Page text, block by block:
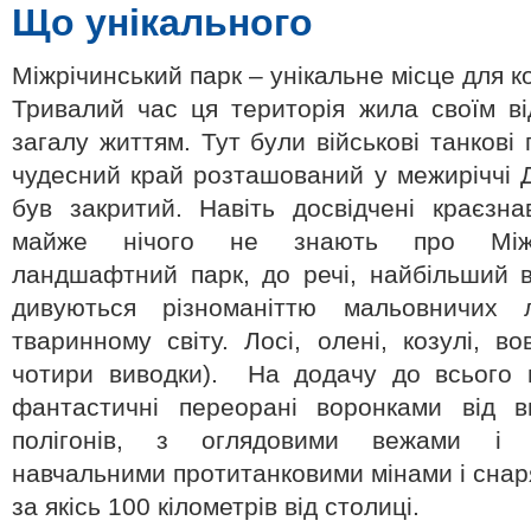
Що унікального
Міжрічинський парк – унікальне місце для
Тривалий час ця територія жила своїм
загалу життям. Тут були військові
чудесний край розташований у
був закритий. Навіть досвідчені
майже нічого не знають про
ландшафтний парк, до речі, найбільший в
дивуються різноманіттю
тваринному світу. Лосі, олені, козулі,
чотири виводки). На додачу до всього
фантастичні переорані воронками від
полігонів, з оглядовими вежами і
навчальними протитанковими мінами і
за якісь 100 кілометрів від столиці.